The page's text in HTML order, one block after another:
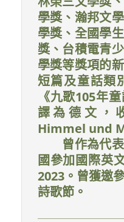
學獎、瀚邦文
學獎、全國學
獎、台積電青
學獎等獎項的
短篇及童話類
《九歌105年
譯為德文，
Himmel und
曾作為代表
國參加國際英
2023。曾獲邀
詩歌節。